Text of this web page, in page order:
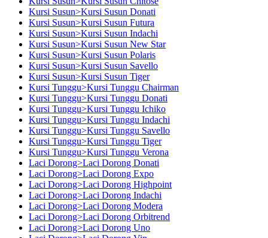
Kursi Susun>Kursi Susun Donati
Kursi Susun>Kursi Susun Futura
Kursi Susun>Kursi Susun Indachi
Kursi Susun>Kursi Susun New Star
Kursi Susun>Kursi Susun Polaris
Kursi Susun>Kursi Susun Savello
Kursi Susun>Kursi Susun Tiger
Kursi Tunggu>Kursi Tunggu Chairman
Kursi Tunggu>Kursi Tunggu Donati
Kursi Tunggu>Kursi Tunggu Ichiko
Kursi Tunggu>Kursi Tunggu Indachi
Kursi Tunggu>Kursi Tunggu Savello
Kursi Tunggu>Kursi Tunggu Tiger
Kursi Tunggu>Kursi Tunggu Verona
Laci Dorong>Laci Dorong Donati
Laci Dorong>Laci Dorong Expo
Laci Dorong>Laci Dorong Highpoint
Laci Dorong>Laci Dorong Indachi
Laci Dorong>Laci Dorong Modera
Laci Dorong>Laci Dorong Orbitrend
Laci Dorong>Laci Dorong Uno